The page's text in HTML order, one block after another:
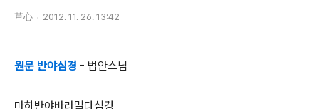
草心 2012. 11. 26. 13:42
원문 반야심경 - 법안스님
마하반야바라밀다심경